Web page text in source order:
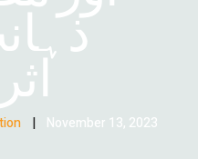
| November 13, 2023